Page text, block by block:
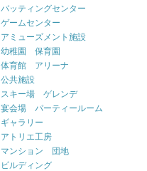
バッティングセンター
ゲームセンター
アミューズメント施設
幼稚園 保育園
体育館 アリーナ
公共施設
スキー場 ゲレンデ
宴会場 パーティールーム
ギャラリー
アトリエ工房
マンション 団地
ビルディング